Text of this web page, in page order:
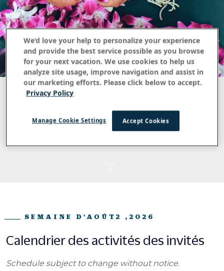
Calendrier
hebdomadaire des
activités des invités
SEMAINE D'AOÛT2 ,2026
Calendrier des activités des invités
Schedule subject to change without notice.
We’d love your help to personalize your experience
and provide the best service possible as you browse
for your next vacation. We use cookies to help us
analyze site usage, improve navigation and assist in
our marketing efforts. Please click below to accept.
Privacy Policy
Accept Cookies
Manage Cookie Settings